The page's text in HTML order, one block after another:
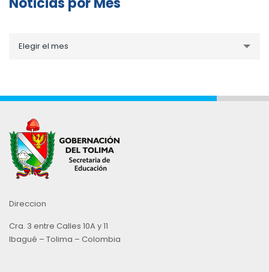
porElegir el mes
Direccion
Cra. 3 entre Calles 10A y 11
Ibagué – Tolima – Colombia